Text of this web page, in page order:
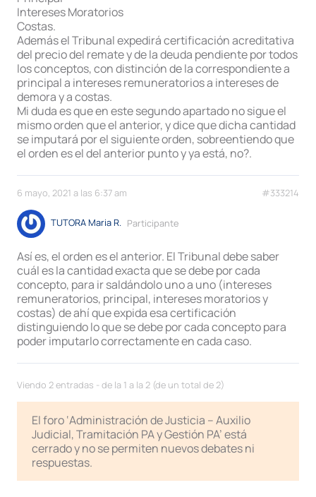
Intereses Moratorios
Costas.
Además el Tribunal expedirá certificación acreditativa
del precio del remate y de la deuda pendiente por todos
los conceptos, con distinción de la correspondiente a
principal a intereses remuneratorios a intereses de
demora y a costas.
Mi duda es que en este segundo apartado no sigue el
mismo orden que el anterior, y dice que dicha cantidad
se imputará por el siguiente orden, sobreentiendo que
el orden es el del anterior punto y ya está, no?.
6 mayo, 2021 a las 6:37 am #333214
TUTORA Maria R. Participante
Así es, el orden es el anterior. El Tribunal debe saber
cuál es la cantidad exacta que se debe por cada
concepto, para ir saldándolo uno a uno (intereses
remuneratorios, principal, intereses moratorios y
costas) de ahí que expida esa certificación
distinguiendo lo que se debe por cada concepto para
poder imputarlo correctamente en cada caso.
Viendo 2 entradas - de la 1 a la 2 (de un total de 2)
El foro ‘Administración de Justicia – Auxilio
Judicial, Tramitación PA y Gestión PA’ está
cerrado y no se permiten nuevos debates ni
respuestas.